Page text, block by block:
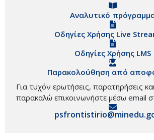
Αναλυτικό
Οδηγίες Χρήσης Live
Οδηγίες Χρήσης LMS
Παρακολούθηση από
Για τυχόν ερωτήσεις, παρατηρήσεις
παρακαλώ επικοινωνήστε μέσω email